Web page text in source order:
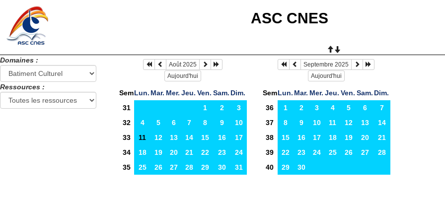
ASC CNES
Domaines :
Ressources :
Août 2025
Aujourd'hui
SemLun. Mar. Mer. Jeu. Ven. Sam. Dim.
31
1 2
3
32
4 5 6 7 8 9
10
33
11 12 13 14 15 16
17
34
18 19 20 21 22 23
24
35
25 26 27 28 29 30 31
Septembre 2025
Aujourd'hui
SemLun. Mar. Mer. Jeu. Ven. Sam. Dim.
36
1 2 3 4 5 6
7
37
8 9 10 11 12 13
14
38
15 16 17 18 19 20
21
39
22 23 24 25 26 27
28
40
29 30